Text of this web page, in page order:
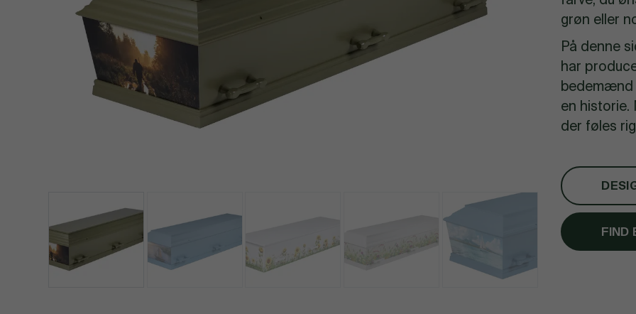
grøn eller
På denne
har
en historie.
der føles
FIND